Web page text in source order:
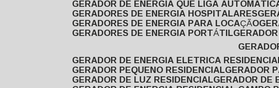
GERADOR DE ENERGIA QUE LIGA
GERADORES DE ENERGIA HOSPITALARES
GERADORES DE ENERGIA PARA LOCAÇÃO
GERADORES DE ENERGIA PORTÁTIL
GERADOR DE ENERGIA ELETRICA
GERADOR PEQUENO RESIDENCIAL GERADOR
GERADOR DE LUZ RESIDENCIAL GERADOR